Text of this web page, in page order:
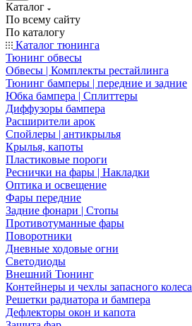
Каталог
По всему сайту
По каталогу
Каталог тюнинга
Тюнинг обвесы
Обвесы | Комплекты рестайлинга
Тюнинг бамперы | передние и задние
Юбка бампера | Сплиттеры
Диффузоры бампера
Расширители арок
Спойлеры | антикрылья
Крылья, капоты
Пластиковые пороги
Реснички на фары | Накладки
Оптика и освещение
Фары передние
Задние фонари | Стопы
Противотуманные фары
Поворотники
Дневные ходовые огни
Светодиоды
Внешний Тюнинг
Контейнеры и чехлы запасного колеса
Решетки радиатора и бампера
Дефлекторы окон и капота